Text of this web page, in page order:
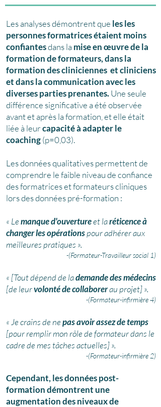
Les analyses démontrent que les les
personnes formatrices étaient moins
confiantesdans la mise en œuvre de la
formation de formateurs, dans la
formation des cliniciennes et cliniciens
et dans la communication avec les
diverses parties prenantes.Une seule
différence significative a été observée
avant et après la formation, et elle était
liée à leurcapacité à adapter le
coaching(p=0,03).
Les données qualitatives permettent de
comprendre le faible niveau de confiance
des formatrices et formateurs cliniques
lors des données pré-formation :
« Lemanque d'ouvertureet laréticence à
changer les opérationspour adhérer aux
meilleures pratiques ».
-(Formateur-Travailleur social 1)
« [Tout dépend de lademandedes médecins
[de leurvolonté de collaborerau projet] ».
-(Formateur-infirmière 4)
« Je crains de nepas avoir assez de temps
[pour remplir mon rôle de formateur dans le
cadre de mes tâches actuelles] ».
-(Formateur-infirmière 2)
Cependant, les données post-
formation démontrent une
augmentation des niveaux de